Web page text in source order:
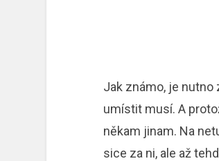
Jak známo, je nutno
umístit musí. A
někam jinam. Na
sice za ni, ale až